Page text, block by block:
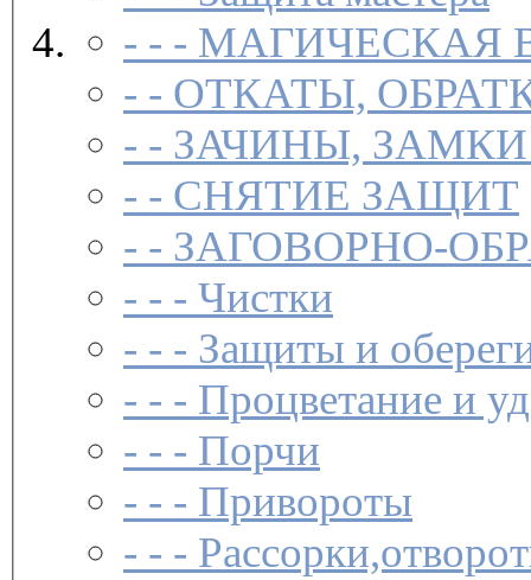
- - - МАГИЧЕСКАЯ
- - ОТКАТЫ,
- - ЗАЧИНЫ,
- - СНЯТИЕ ЗАЩИТ
- - ЗАГОВОР­НО-
- - - Чистки­
- - - Защиты и
- - - Процветание и
- - - Порчи
- - - Привороты
- - -